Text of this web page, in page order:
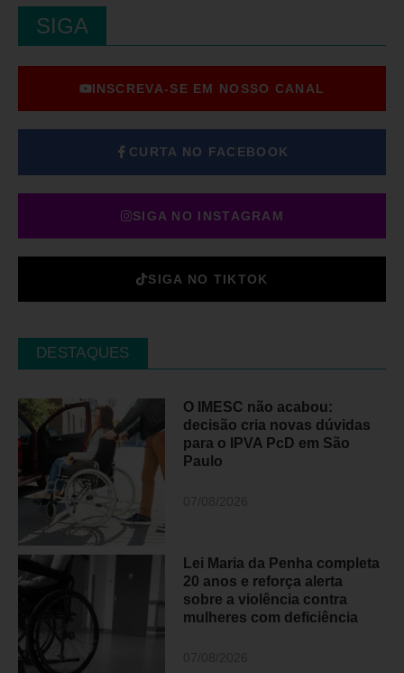
SIGA
INSCREVA-SE EM NOSSO CANAL
CURTA NO FACEBOOK
SIGA NO INSTAGRAM
SIGA NO TIKTOK
DESTAQUES
O IMESC não acabou:
decisão cria novas dúvidas
para o IPVA PcD em São
Paulo
Lei Maria da Penha completa
20 anos e reforça alerta
sobre a violência contra
mulheres com deficiência